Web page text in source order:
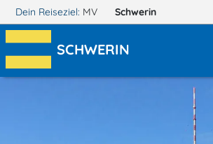
Dein Reiseziel: MV Schwerin
SCHWERIN